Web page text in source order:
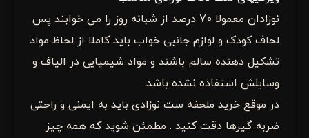
نوزادان معمولا 70 درصد از شبانه روز را می خوابند پس
لحاف کودک و لوازم جانبی خواب باید کاملا از لحاظ مواد
تشکیل دهنده سالم باشند و مواد شیمیایی در الیاف و
وسایلش استفاده نشده باشد.
در موقع خرید ملحفه ست نوزادی باید به ایمنی و راحتی
ضربه گیرها دقت کنید . مطمئن شوید که همه چیز